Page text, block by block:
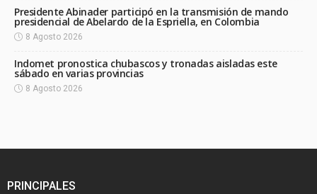
Presidente Abinader participó en la transmisión de mando
presidencial de Abelardo de la Espriella, en Colombia
8 Agosto 2026
Indomet pronostica chubascos y tronadas aisladas este
sábado en varias provincias
8 Agosto 2026
PRINCIPALES